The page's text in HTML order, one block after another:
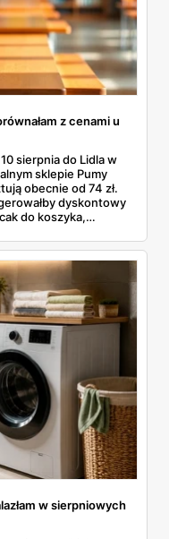
z cenami u
sierpnia do Lidla w
sklepie Pumy
obecnie od 74 zł.
dyskontowy
do koszyka,
ile kosztują
zakup naprawdę
w sierpniowych